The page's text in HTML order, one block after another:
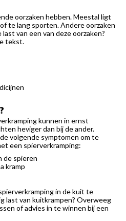
oorzaken hebben. Meestal ligt
te lang sporten. Andere oorzaken
van een van deze oorzaken?
tekst.
kunnen in ernst
heviger dan bij de ander.
volgende symptomen om te
een spierverkramping:
de spieren
kramp
in de kuit te
last van kuitkrampen? Overweeg
of advies in te winnen bij een